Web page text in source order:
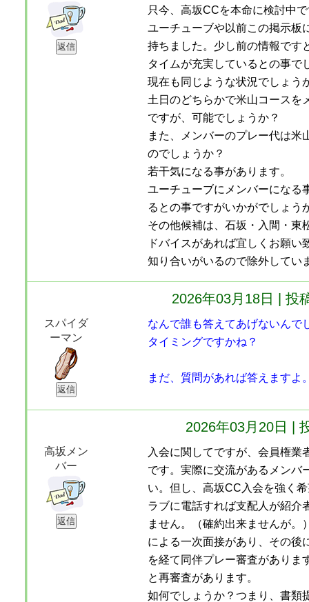
只今、高坂CCを本命に検討中
ユーチューブや以前この掲示板
持ちました。少し前の情報です
タイムが充実しているとの事で
現在も同じような状況でしょう
土日のどちらかで米山コースを
ですが、可能でしょうか？
また、メンバーのプレー代は米
のでしょうか？
若干気になる事があります。
ユーチューブにメンバーになる
るとの事ですがいかがでしょう
その他候補は、石坂・入間・東
ドバイスがあれば宜しくお願い
知り合いがいるので除外してい
2026年03月18日 | 投
スパイダ
ーマン
なんで誰も答えてあげないんで
タイミングですかね？
まだ、質問があれば答えますよ
2026年03月20日 |
高坂メン
バー
入会に関してですが、会員権業
です。実際に交流があるメンバ
い。但し、高坂CC入会を強く
ラブに電話すれば支配人が紹介
ません。（確約出来ませんが。
による一次面接があり、その後
を経て同伴プレー審査がありま
と再審査があります。
如何でしょうか？つまり、書類